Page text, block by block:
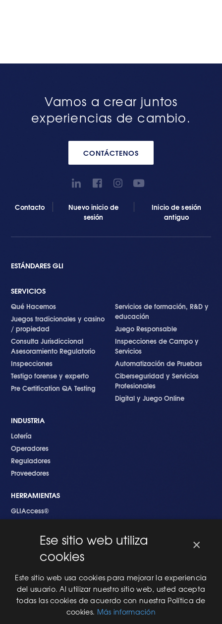
Vamos a crear juntos
experiencias de cambio.
CONTÁCTENOS
Contacto
Nuevo inicio de
sesión
Inicio de sesión
antiguo
ESTÁNDARES GLI
SERVICIOS
Qué Hacemos
Juegos tradicionales y casino
/ propiedad
Consulta Jurisdiccional
Asesoramiento Regulatorio
Inspecciones
Testigo forense y experto
Pre Certification QA Testing
Servicios de formación, R&D y
educación
Juego Responsable
Inspecciones de Campo y
Servicios
Automatización de Pruebas
Ciberseguridad y Servicios
Profesionales
Digital y Juego Online
INDUSTRIA
Lotería
Operadores
Reguladores
Proveedores
HERRAMIENTAS
GLIAccess®
EMPEZANDO
Nuevo en GLI
Nuevo Software
Una Nueva Máquina
Modificaciones al Software
Modificaciones al Hardware
×
Ese sitio web utiliza
cookies
Este sitio web usa cookies para mejorar la experiencia
del usuario. Al utilizar nuestro sitio web, usted acepta
todas las cookies de acuerdo con nuestra Política de
cookies. Más información